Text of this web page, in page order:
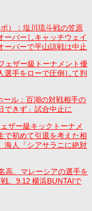
）：塩川琉斗戦の笠原
ーバーしキャッチウェイ
ーバーで平山諒戦は中止
ェザー級トーナメント優
選手をローで圧倒して判
ール：百湖の対戦相手の
できず」試合中止に
ザー級キックトーナメ
で初めて引退を考えた相
海人「シアサラニに絶対
高、マレーシアの選手を
。9.12 横浜BUNTAIで